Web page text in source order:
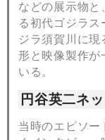
などの展示物と
る初代ゴジラ
ジラ須賀川に現
形と映像製作が
いる。
円谷英二ネ
当時のエピソー